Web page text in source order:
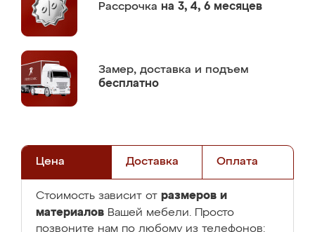
Рассрочка на 3, 4, 6 месяцев
Замер, доставка и подъем
бесплатно
Цена Доставка Оплата
Стоимость зависит от размеров и
материалов Вашей мебели. Просто
позвоните нам по любому из телефонов: